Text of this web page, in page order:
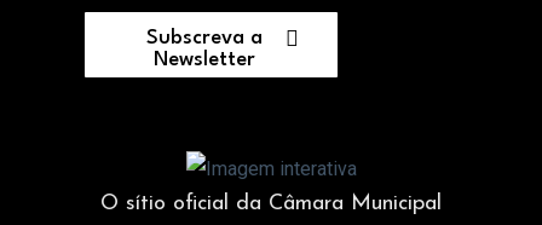
Subscreva a
Newsletter
O sítio oficial da Câmara Municipal